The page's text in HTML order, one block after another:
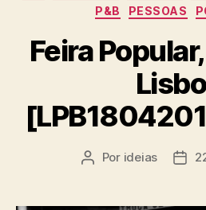
P&B
PESSOAS
Feira
Autor
Por ideias
Data